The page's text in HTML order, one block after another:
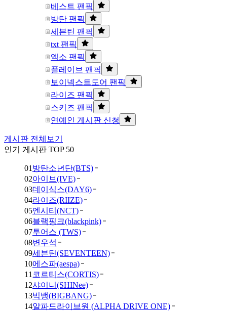
베스트 팬픽
방탄 팬픽
세븐틴 팬픽
txt 팬픽
엑소 팬픽
플레이브 팬픽
보이넥스트도어 팬픽
라이즈 팬픽
스키즈 팬픽
연예인 게시판 신청
게시판 전체보기
인기 게시판 TOP 50
01 방탄소년단(BTS)
02아이브(IVE)
03데이식스(DAY6)
04라이즈(RIIZE)
05엔시티(NCT)
06블랙핑크(blackpink)
07투어스 (TWS)
08변우석
09세븐틴(SEVENTEEN)
10에스파(aespa)
11 코르티스(CORTIS)
12샤이니(SHINee)
13빅뱅(BIGBANG)
14알파드라이브원 (ALPHA DRIVE ONE)